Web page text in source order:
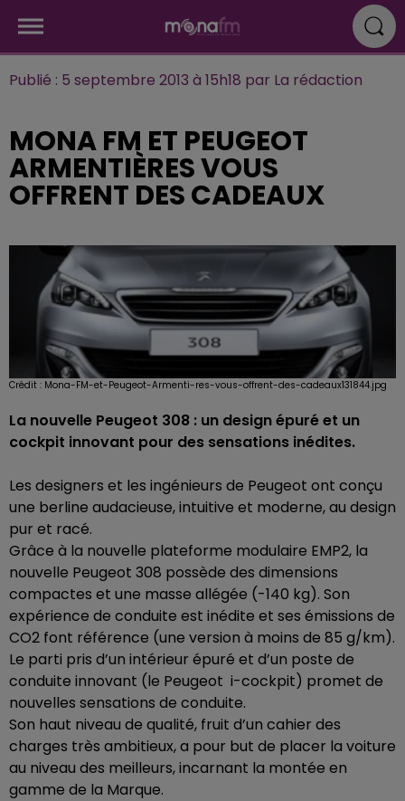
Publié : 5 septembre 2013 à 15h18 par La rédaction
MONA FM ET PEUGEOT
ARMENTIÈRES VOUS
OFFRENT DES CADEAUX
Crédit : Mona-FM-et-Peugeot-Armenti-res-vous-offrent-des-cadeaux131844.jpg
La nouvelle Peugeot 308 : un design épuré et un
cockpit innovant pour des sensations inédites.
Les designers et les ingénieurs de Peugeot ont conçu
une berline audacieuse, intuitive et moderne, au design
pur et racé.
Grâce à la nouvelle plateforme modulaire EMP2, la
nouvelle Peugeot 308 possède des dimensions
compactes et une masse allégée (-140 kg). Son
expérience de conduite est inédite et ses émissions de
CO2 font référence (une version à moins de 85 g/km).
Le parti pris d’un intérieur épuré et d’un poste de
conduite innovant (le Peugeot i-cockpit) promet de
nouvelles sensations de conduite.
Son haut niveau de qualité, fruit d’un cahier des
charges très ambitieux, a pour but de placer la voiture
au niveau des meilleurs, incarnant la montée en
gamme de la Marque.